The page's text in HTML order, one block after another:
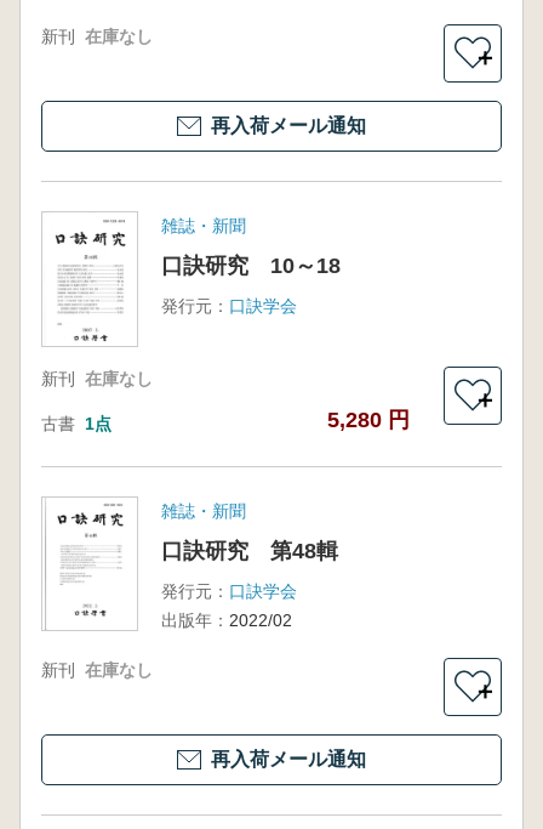
新刊 在庫なし
＋
再入荷メール通知
雑誌・新聞
口訣研究 10～18
発行元： 口訣学会
新刊 在庫なし
古書 1点 5,280 円
＋
雑誌・新聞
口訣研究 第48輯
発行元： 口訣学会
出版年： 2022/02
新刊 在庫なし
＋
再入荷メール通知